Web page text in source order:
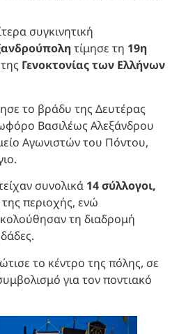
συγκινητική
τίμησε τη 19η
Γενοκτονίας των Ελλήνων
το βράδυ της Δευτέρας
Βασιλέως Αλεξάνδρου
Αγωνιστών του Πόντου,
συνολικά 14 σύλλογοι,
της περιοχής, ενώ
τη διαδρομή
το κέντρο της πόλης, σε
για τον ποντιακό